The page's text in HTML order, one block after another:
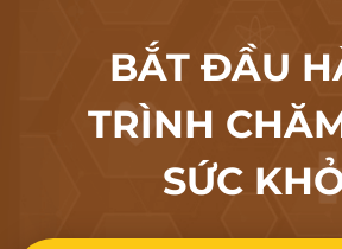
BẮT ĐẦU
TRÌNH
SỨC